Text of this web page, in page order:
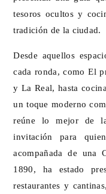
tesoros ocultos y
tradición de la ciudad.
Desde aquellos
cada ronda, como El
y La Real, hasta
un toque moderno
reúne lo mejor de
invitación para
acompañada de una
1890, ha estado
restaurantes y